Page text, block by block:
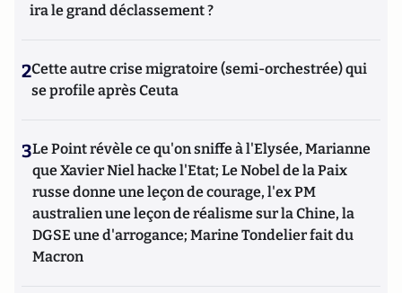
ira le grand déclassement ?
2Cette autre crise migratoire (semi-orchestrée) qui
se profile après Ceuta
3Le Point révèle ce qu'on sniffe à l'Elysée, Marianne
que Xavier Niel hacke l'Etat; Le Nobel de la Paix
russe donne une leçon de courage, l'ex PM
australien une leçon de réalisme sur la Chine, la
DGSE une d'arrogance; Marine Tondelier fait du
Macron